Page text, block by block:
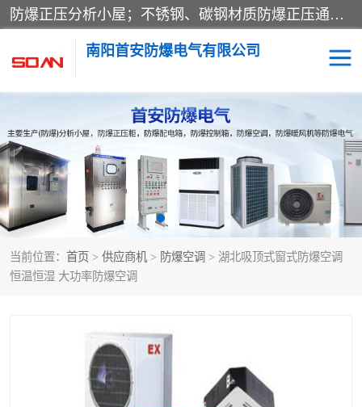
防爆正压分析小屋；不锈钢、碳钢材质防爆正压通风柜，分上下、左右、外挂三种款式；立式、挂式防爆配电柜体；不锈钢、碳钢防爆变频、磁力、星三角启动器；不锈钢、碳钢、铸铝防爆控制箱柜；可操作按键、多块式防爆仪表箱；多材质防爆接线箱；台式防爆电脑、防爆监视器。产品适配石油、化工、煤炭、电力、纺织、酿酒、航天、铁路、冶金、船舶、消防、市政等多行业工况使用。
南阳首安防爆电气有限公司
当前位置： 首页 > 供应商机 > 防爆空调 > 湖北吸顶式窗式防爆空调
恒温恒湿 大功率防爆空调
防爆小屋 防爆正压柜
防爆空调 防爆配电箱
防爆控制箱 防爆接线箱
防爆操作柱 防爆监视显示器